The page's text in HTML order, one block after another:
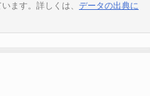
ます。詳しくは、 データの出典に